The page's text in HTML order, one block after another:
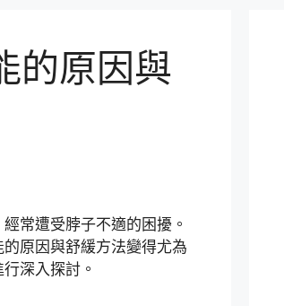
的原因與
常遭受脖子不適的困擾。
原因與舒緩方法變得尤為
深入探討。